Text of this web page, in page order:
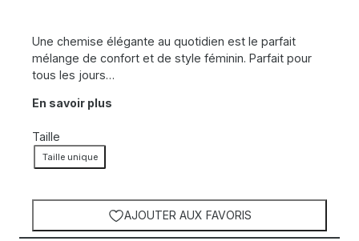
Une chemise élégante au quotidien est le parfait
mélange de confort et de style féminin. Parfait pour
tous les jours…
En savoir plus
Taille
Taille unique
AJOUTER AUX FAVORIS